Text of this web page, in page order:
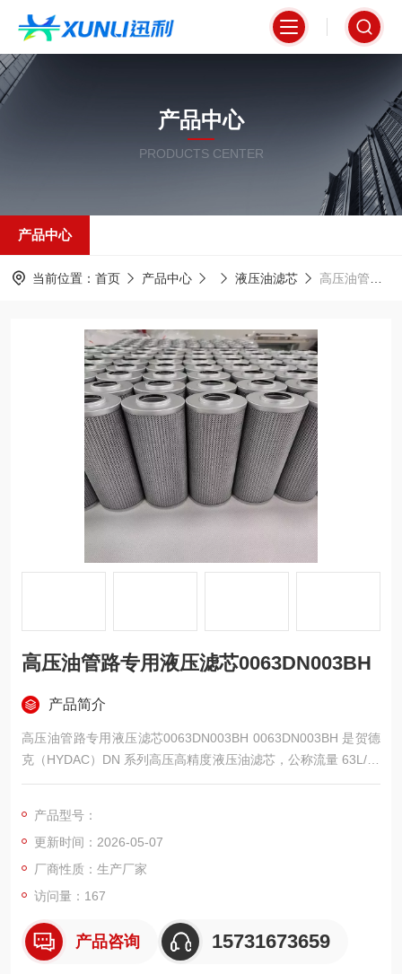
产品中心
PRODUCTS CENTER
产品中心
当前位置： 首页 产品中心 液压油滤芯 高压油管路专用液压滤芯0063DN003BH
高压油管路专用液压滤芯0063DN003BH
产品简介
高压油管路专用液压滤芯0063DN003BH 0063DN003BH 是贺德
克（HYDAC）DN 系列高压高精度液压油滤芯，公称流量 63L/mi
n、过滤精度 3μm，专为中高压液压系统压力管路设计，适配 DI
内外护网 + 高强度钢端盖，深层梯度过滤，精准拦截 3μm 以上
细微颗粒，控制油液清洁度达 NAS 4–6 级
产品型号：
更新时间：2026-05-07
厂商性质：生产厂家
访问量：167
产品咨询 15731673659